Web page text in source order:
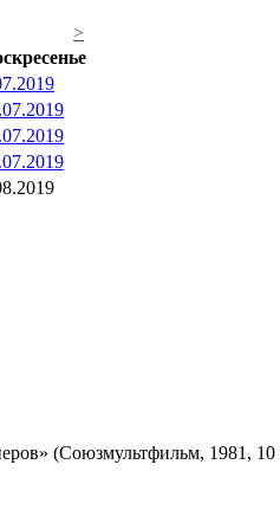
>
(Союзмультфильм, 1981,